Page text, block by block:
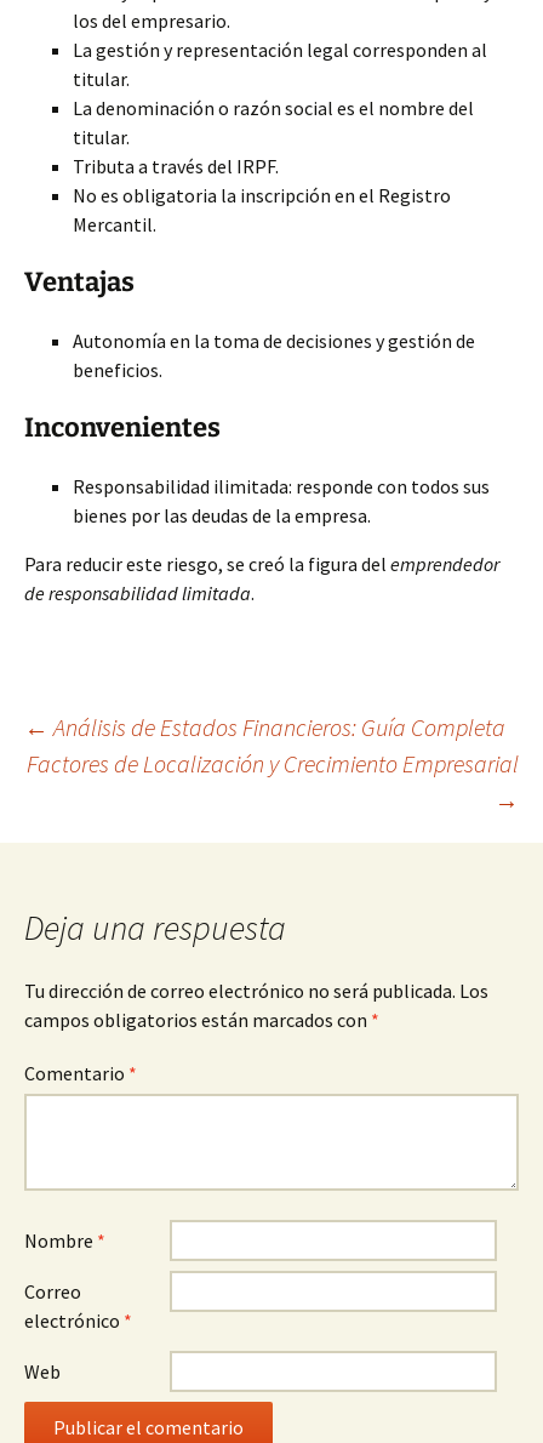
los del empresario.
La gestión y representación legal corresponden al
titular.
La denominación o razón social es el nombre del
titular.
Tributa a través del IRPF.
No es obligatoria la inscripción en el Registro
Mercantil.
Ventajas
Autonomía en la toma de decisiones y gestión de
beneficios.
Inconvenientes
Responsabilidad ilimitada: responde con todos sus
bienes por las deudas de la empresa.
Para reducir este riesgo, se creó la figura del emprendedor
de responsabilidad limitada.
Navegación
← Análisis de Estados Financieros: Guía Completa
Factores de Localización y Crecimiento Empresarial
→
Deja una respuesta
Tu dirección de correo electrónico no será publicada. Los
campos obligatorios están marcados con *
Comentario *
Nombre *
Correo
electrónico *
Web